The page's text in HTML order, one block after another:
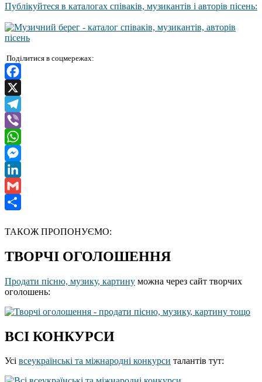
Публікуйтеся в каталогах співаків, музикантів і авторів пісень:
Поділитися в соцмережах:
Facebook
X
Telegram
Viber
WhatsApp
Messenger
LinkedIn
Gmail
ТАКОЖ ПРОПОНУЄМО:
ТВОРЧІ ОГОЛОШЕННЯ
Продати пісню, музику, картину можна через сайт творчих
оголошень:
ВСІ КОНКУРСИ
Усі всеукраїнські та міжнародні конкурси талантів тут: